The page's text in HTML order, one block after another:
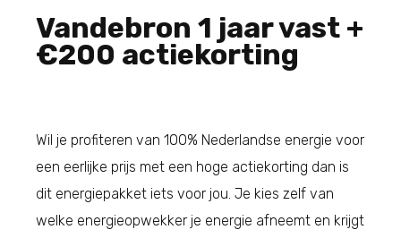
Vandebron 1 jaar vast +
€200 actiekorting
Wil je profiteren van 100% Nederlandse energie voor
een eerlijke prijs met een hoge actiekorting dan is
dit energiepakket iets voor jou. Je kies zelf van
welke energieopwekker je energie afneemt en krijgt